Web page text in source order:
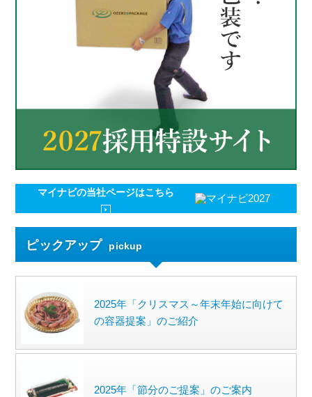
マイナビの当社ページはこちら
ピックアップ pickup
2025年「クリスマス～年末年始に向けて
の容器提案」のご紹介
2025年「節分のご提案」のご案内